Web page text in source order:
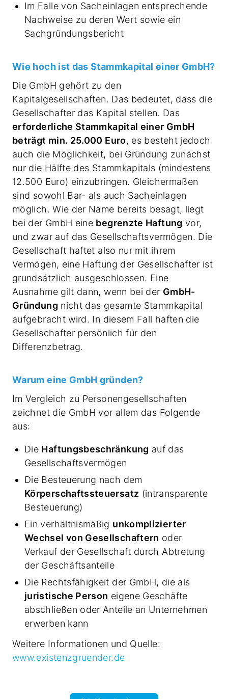
Im Falle von Sacheinlagen entsprechende
Nachweise zu deren Wert sowie ein
Sachgründungsbericht
Wie hoch ist das Stammkapital einer GmbH?
Die GmbH gehört zu den
Kapitalgesellschaften. Das bedeutet, dass die
Gesellschafter das Kapital stellen. Das
erforderliche Stammkapital einer GmbH
beträgt min. 25.000 Euro, es besteht jedoch
auch die Möglichkeit, bei Gründung zunächst
nur die Hälfte des Stammkapitals (mindestens
12.500 Euro) einzubringen. Gleichermaßen
sind sowohl Bar- als auch Sacheinlagen
möglich. Wie der Name bereits besagt, liegt
bei der GmbH eine begrenzte Haftung vor,
und zwar auf das Gesellschaftsvermögen. Die
Gesellschaft haftet also nur mit ihrem
Vermögen, eine Haftung der Gesellschafter ist
grundsätzlich ausgeschlossen. Eine
Ausnahme gilt dann, wenn bei der GmbH-
Gründung nicht das gesamte Stammkapital
aufgebracht wird. In diesem Fall haften die
Gesellschafter persönlich für den
Differenzbetrag.
Warum eine GmbH gründen?
Im Vergleich zu Personengesellschaften
zeichnet die GmbH vor allem das Folgende
aus:
Die Haftungsbeschränkung auf das
Gesellschaftsvermögen
Die Besteuerung nach dem
Körperschaftssteuersatz (intransparente
Besteuerung)
Ein verhältnismäßig unkomplizierter
Wechsel von Gesellschaftern oder
Verkauf der Gesellschaft durch Abtretung
der Geschäftsanteile
Die Rechtsfähigkeit der GmbH, die als
juristische Person eigene Geschäfte
abschließen oder Anteile an Unternehmen
erwerben kann
Weitere Informationen und Quelle:
www.existenzgruender.de